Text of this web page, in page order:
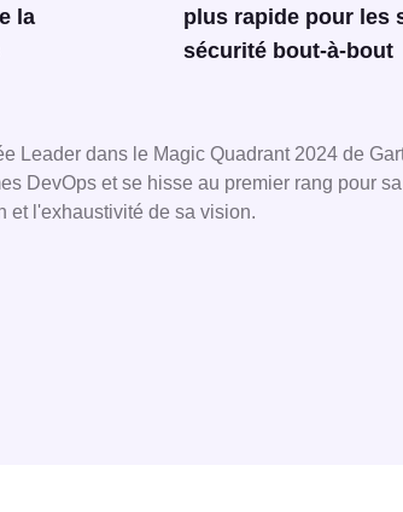
la
plus rapide pour les
sécurité bout-à-bout
Leader dans le Magic Quadrant 2024 de
DevOps et se hisse au premier rang pour sa
et l'exhaustivité de sa vision.